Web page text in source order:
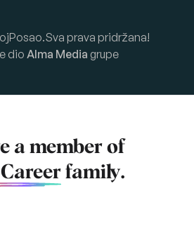
prava pridržana!
dioAlma Media grupe
a member of
family.